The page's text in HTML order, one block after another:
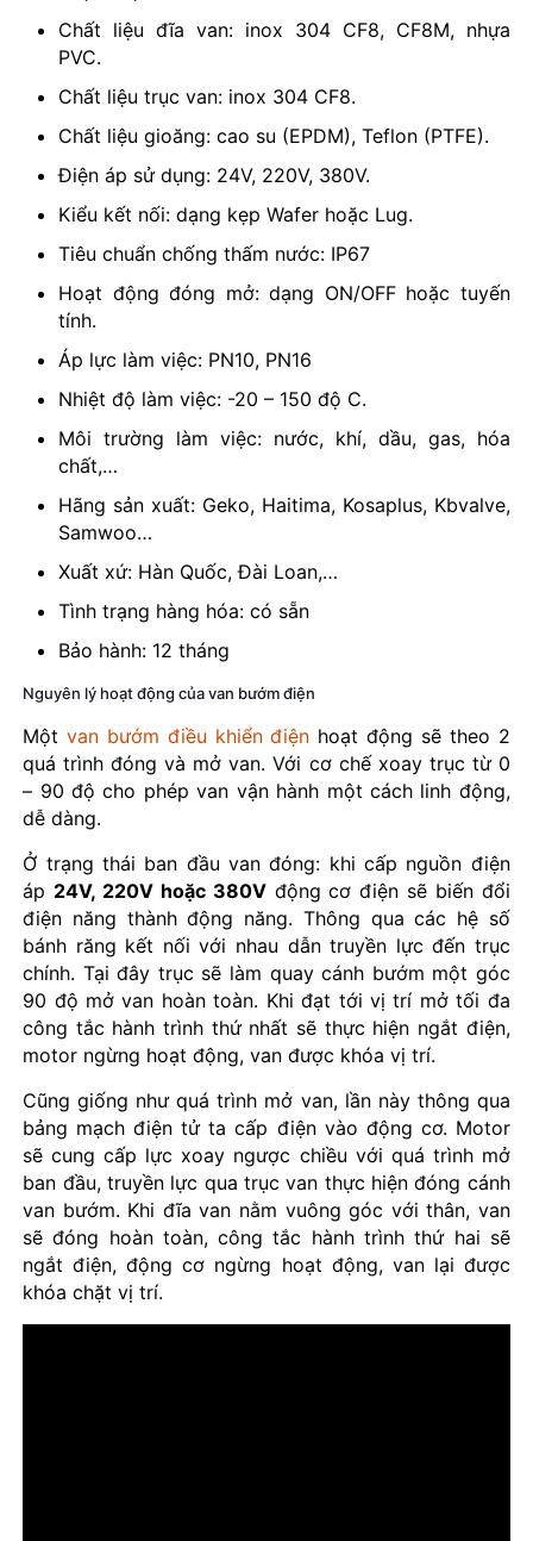
Chất liệu đĩa van: inox 304 CF8, CF8M, nhựa
PVC.
Chất liệu trục van: inox 304 CF8.
Chất liệu gioăng: cao su (EPDM), Teflon (PTFE).
Điện áp sử dụng: 24V, 220V, 380V.
Kiểu kết nối: dạng kẹp Wafer hoặc Lug.
Tiêu chuẩn chống thấm nước: IP67
Hoạt động đóng mở: dạng ON/OFF hoặc tuyến
tính.
Áp lực làm việc: PN10, PN16
Nhiệt độ làm việc: -20 – 150 độ C.
Môi trường làm việc: nước, khí, dầu, gas, hóa
chất,…
Hãng sản xuất: Geko, Haitima, Kosaplus, Kbvalve,
Samwoo…
Xuất xứ: Hàn Quốc, Đài Loan,…
Tình trạng hàng hóa: có sẵn
Bảo hành: 12 tháng
Nguyên lý hoạt động của van bướm điện
Mộtvan bướm điều khiển điện hoạt động sẽ theo 2
quá trình đóng và mở van. Với cơ chế xoay trục từ 0
– 90 độ cho phép van vận hành một cách linh động,
dễ dàng.
Ở trạng thái ban đầu van đóng: khi cấp nguồn điện
áp 24V, 220V hoặc 380Vđộng cơ điện sẽ biến đổi
điện năng thành động năng. Thông qua các hệ số
bánh răng kết nối với nhau dẫn truyền lực đến trục
chính. Tại đây trục sẽ làm quay cánh bướm một góc
90 độ mở van hoàn toàn. Khi đạt tới vị trí mở tối đa
công tắc hành trình thứ nhất sẽ thực hiện ngắt điện,
motor ngừng hoạt động, van được khóa vị trí.
Cũng giống như quá trình mở van, lần này thông qua
bảng mạch điện tử ta cấp điện vào động cơ. Motor
sẽ cung cấp lực xoay ngược chiều với quá trình mở
ban đầu, truyền lực qua trục van thực hiện đóng cánh
van bướm. Khi đĩa van nằm vuông góc với thân, van
sẽ đóng hoàn toàn, công tắc hành trình thứ hai sẽ
ngắt điện, động cơ ngừng hoạt động, van lại được
khóa chặt vị trí.